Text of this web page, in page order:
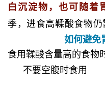
白沉淀物，也可随着
季，进食高鞣酸食物仍
如何避免
食用鞣酸含量高的食物
不要空腹时食用